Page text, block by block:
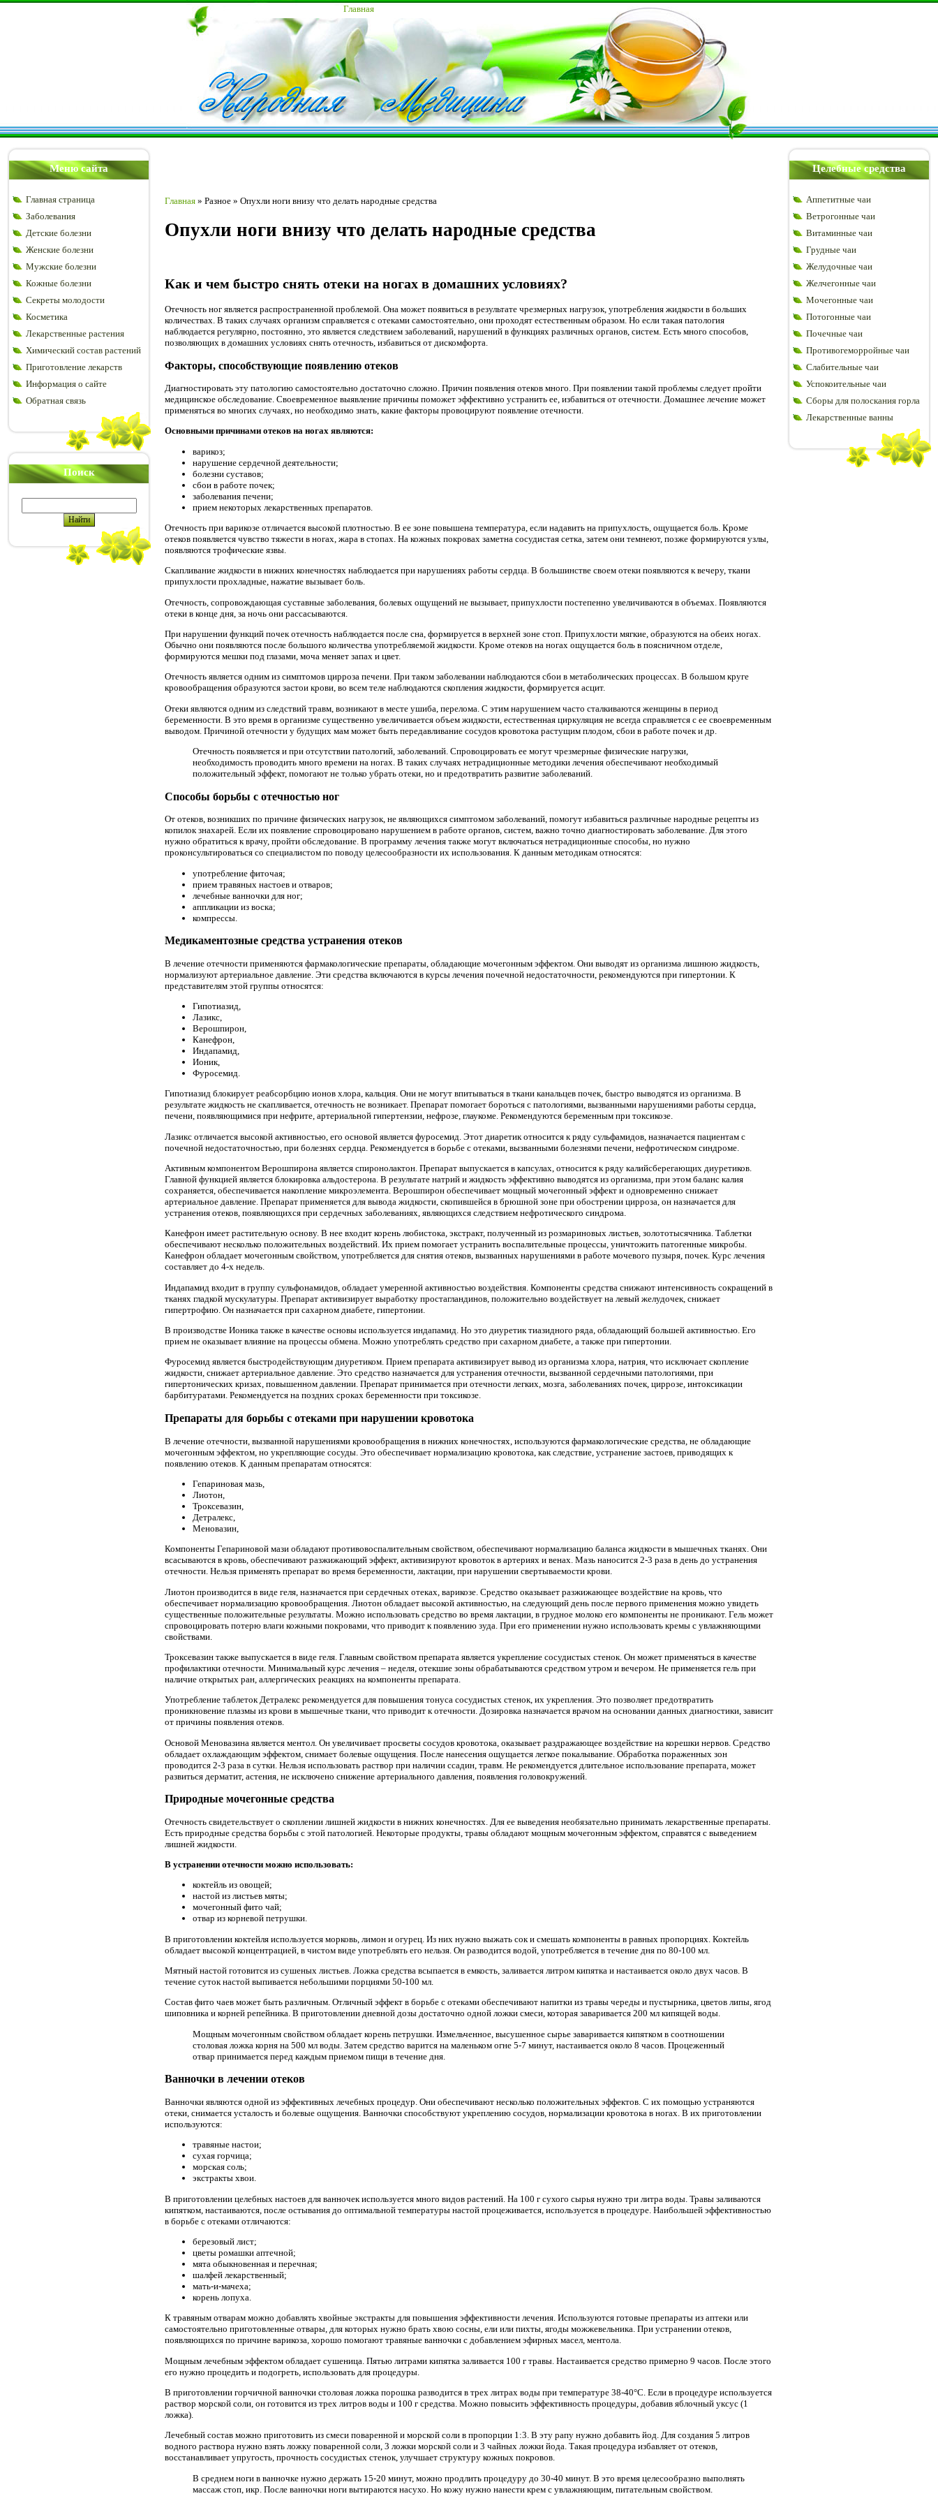
Главная
Меню сайта
Главная страница
Заболевания
Детские болезни
Женские болезни
Мужские болезни
Кожные болезни
Секреты молодости
Косметика
Лекарственные растения
Химический состав растений
Приготовление лекарств
Информация о сайте
Обратная связь
Поиск
Главная » Разное » Опухли ноги внизу что делать народные средства
Опухли ноги внизу что делать народные средства
Как и чем быстро снять отеки на ногах в домашних условиях?
Отечность ног является распространенной проблемой. Она может появиться в результате чрезмерных нагрузок, употребления жидкости в больших
количествах. В таких случаях организм справляется с отеками самостоятельно, они проходят естественным образом. Но если такая патология
наблюдается регулярно, постоянно, это является следствием заболеваний, нарушений в функциях различных органов, систем. Есть много способов,
позволяющих в домашних условиях снять отечность, избавиться от дискомфорта.
Факторы, способствующие появлению отеков
Диагностировать эту патологию самостоятельно достаточно сложно. Причин появления отеков много. При появлении такой проблемы следует пройти
медицинское обследование. Своевременное выявление причины поможет эффективно устранить ее, избавиться от отечности. Домашнее лечение может
применяться во многих случаях, но необходимо знать, какие факторы провоцируют появление отечности.
Основными причинами отеков на ногах являются:
варикоз;
нарушение сердечной деятельности;
болезни суставов;
сбои в работе почек;
заболевания печени;
прием некоторых лекарственных препаратов.
Отечность при варикозе отличается высокой плотностью. В ее зоне повышена температура, если надавить на припухлость, ощущается боль. Кроме
отеков появляется чувство тяжести в ногах, жара в стопах. На кожных покровах заметна сосудистая сетка, затем они темнеют, позже формируются узлы,
появляются трофические язвы.
Скапливание жидкости в нижних конечностях наблюдается при нарушениях работы сердца. В большинстве своем отеки появляются к вечеру, ткани
припухлости прохладные, нажатие вызывает боль.
Отечность, сопровождающая суставные заболевания, болевых ощущений не вызывает, припухлости постепенно увеличиваются в объемах. Появляются
отеки в конце дня, за ночь они рассасываются.
При нарушении функций почек отечность наблюдается после сна, формируется в верхней зоне стоп. Припухлости мягкие, образуются на обеих ногах.
Обычно они появляются после большого количества употребляемой жидкости. Кроме отеков на ногах ощущается боль в поясничном отделе,
формируются мешки под глазами, моча меняет запах и цвет.
Отечность является одним из симптомов цирроза печени. При таком заболевании наблюдаются сбои в метаболических процессах. В большом круге
кровообращения образуются застои крови, во всем теле наблюдаются скопления жидкости, формируется асцит.
Отеки являются одним из следствий травм, возникают в месте ушиба, перелома. С этим нарушением часто сталкиваются женщины в период
беременности. В это время в организме существенно увеличивается объем жидкости, естественная циркуляция не всегда справляется с ее своевременным
выводом. Причиной отечности у будущих мам может быть передавливание сосудов кровотока растущим плодом, сбои в работе почек и др.
Отечность появляется и при отсутствии патологий, заболеваний. Спровоцировать ее могут чрезмерные физические нагрузки,
необходимость проводить много времени на ногах. В таких случаях нетрадиционные методики лечения обеспечивают необходимый
положительный эффект, помогают не только убрать отеки, но и предотвратить развитие заболеваний.
Способы борьбы с отечностью ног
От отеков, возникших по причине физических нагрузок, не являющихся симптомом заболеваний, помогут избавиться различные народные рецепты из
копилок знахарей. Если их появление спровоцировано нарушением в работе органов, систем, важно точно диагностировать заболевание. Для этого
нужно обратиться к врачу, пройти обследование. В программу лечения также могут включаться нетрадиционные способы, но нужно
проконсультироваться со специалистом по поводу целесообразности их использования. К данным методикам относятся:
употребление фиточая;
прием травяных настоев и отваров;
лечебные ванночки для ног;
аппликации из воска;
компрессы.
Медикаментозные средства устранения отеков
В лечение отечности применяются фармакологические препараты, обладающие мочегонным эффектом. Они выводят из организма лишнюю жидкость,
нормализуют артериальное давление. Эти средства включаются в курсы лечения почечной недостаточности, рекомендуются при гипертонии. К
представителям этой группы относятся:
Гипотиазид,
Лазикс,
Верошпирон,
Канефрон,
Индапамид,
Ионик,
Фуросемид.
Гипотиазид блокирует реабсорбцию ионов хлора, кальция. Они не могут впитываться в ткани канальцев почек, быстро выводятся из организма. В
результате жидкость не скапливается, отечность не возникает. Препарат помогает бороться с патологиями, вызванными нарушениями работы сердца,
печени, появляющимися при нефрите, артериальной гипертензии, нефрозе, глаукоме. Рекомендуются беременным при токсикозе.
Лазикс отличается высокой активностью, его основой является фуросемид. Этот диаретик относится к ряду сульфамидов, назначается пациентам с
почечной недостаточностью, при болезнях сердца. Рекомендуется в борьбе с отеками, вызванными болезнями печени, нефротическом синдроме.
Активным компонентом Верошпирона является спиронолактон. Препарат выпускается в капсулах, относится к ряду калийсберегающих диуретиков.
Главной функцией является блокировка альдостерона. В результате натрий и жидкость эффективно выводятся из организма, при этом баланс калия
сохраняется, обеспечивается накопление микроэлемента. Верошпирон обеспечивает мощный мочегонный эффект и одновременно снижает
артериальное давление. Препарат применяется для вывода жидкости, скопившейся в брюшной зоне при обострении цирроза, он назначается для
устранения отеков, появляющихся при сердечных заболеваниях, являющихся следствием нефротического синдрома.
Канефрон имеет растительную основу. В нее входит корень любистока, экстракт, полученный из розмариновых листьев, золототысячника. Таблетки
обеспечивают несколько положительных воздействий. Их прием помогает устранить воспалительные процессы, уничтожить патогенные микробы.
Канефрон обладает мочегонным свойством, употребляется для снятия отеков, вызванных нарушениями в работе мочевого пузыря, почек. Курс лечения
составляет до 4-х недель.
Индапамид входит в группу сульфонамидов, обладает умеренной активностью воздействия. Компоненты средства снижают интенсивность сокращений в
тканях гладкой мускулатуры. Препарат активизирует выработку простагландинов, положительно воздействует на левый желудочек, снижает
гипертрофию. Он назначается при сахарном диабете, гипертонии.
В производстве Ионика также в качестве основы используется индапамид. Но это диуретик тиазидного ряда, обладающий большей активностью. Его
прием не оказывает влияние на процессы обмена. Можно употреблять средство при сахарном диабете, а также при гипертонии.
Фуросемид является быстродействующим диуретиком. Прием препарата активизирует вывод из организма хлора, натрия, что исключает скопление
жидкости, снижает артериальное давление. Это средство назначается для устранения отечности, вызванной сердечными патологиями, при
гипертонических кризах, повышенном давлении. Препарат принимается при отечности легких, мозга, заболеваниях почек, циррозе, интоксикации
барбитуратами. Рекомендуется на поздних сроках беременности при токсикозе.
Препараты для борьбы с отеками при нарушении кровотока
В лечение отечности, вызванной нарушениями кровообращения в нижних конечностях, используются фармакологические средства, не обладающие
мочегонным эффектом, но укрепляющие сосуды. Это обеспечивает нормализацию кровотока, как следствие, устранение застоев, приводящих к
появлению отеков. К данным препаратам относятся:
Гепариновая мазь,
Лиотон,
Троксевазин,
Детралекс,
Меновазин,
Компоненты Гепариновой мази обладают противовоспалительным свойством, обеспечивают нормализацию баланса жидкости в мышечных тканях. Они
всасываются в кровь, обеспечивают разжижающий эффект, активизируют кровоток в артериях и венах. Мазь наносится 2-3 раза в день до устранения
отечности. Нельзя применять препарат во время беременности, лактации, при нарушении свертываемости крови.
Лиотон производится в виде геля, назначается при сердечных отеках, варикозе. Средство оказывает разжижающее воздействие на кровь, что
обеспечивает нормализацию кровообращения. Лиотон обладает высокой активностью, на следующий день после первого применения можно увидеть
существенные положительные результаты. Можно использовать средство во время лактации, в грудное молоко его компоненты не проникают. Гель может
спровоцировать потерю влаги кожными покровами, что приводит к появлению зуда. При его применении нужно использовать кремы с увлажняющими
свойствами.
Троксевазин также выпускается в виде геля. Главным свойством препарата является укрепление сосудистых стенок. Он может применяться в качестве
профилактики отечности. Минимальный курс лечения – неделя, отекшие зоны обрабатываются средством утром и вечером. Не применяется гель при
наличие открытых ран, аллергических реакциях на компоненты препарата.
Употребление таблеток Детралекс рекомендуется для повышения тонуса сосудистых стенок, их укрепления. Это позволяет предотвратить
проникновение плазмы из крови в мышечные ткани, что приводит к отечности. Дозировка назначается врачом на основании данных диагностики, зависит
от причины появления отеков.
Основой Меновазина является ментол. Он увеличивает просветы сосудов кровотока, оказывает раздражающее воздействие на корешки нервов. Средство
обладает охлаждающим эффектом, снимает болевые ощущения. После нанесения ощущается легкое покалывание. Обработка пораженных зон
проводится 2-3 раза в сутки. Нельзя использовать раствор при наличии ссадин, травм. Не рекомендуется длительное использование препарата, может
развиться дерматит, астения, не исключено снижение артериального давления, появления головокружений.
Природные мочегонные средства
Отечность свидетельствует о скоплении лишней жидкости в нижних конечностях. Для ее выведения необязательно принимать лекарственные препараты.
Есть природные средства борьбы с этой патологией. Некоторые продукты, травы обладают мощным мочегонным эффектом, справятся с выведением
лишней жидкости.
В устранении отечности можно использовать:
коктейль из овощей;
настой из листьев мяты;
мочегонный фито чай;
отвар из корневой петрушки.
В приготовлении коктейля используется морковь, лимон и огурец. Из них нужно выжать сок и смешать компоненты в равных пропорциях. Коктейль
обладает высокой концентрацией, в чистом виде употреблять его нельзя. Он разводится водой, употребляется в течение дня по 80-100 мл.
Мятный настой готовится из сушеных листьев. Ложка средства всыпается в емкость, заливается литром кипятка и настаивается около двух часов. В
течение суток настой выпивается небольшими порциями 50-100 мл.
Состав фито чаев может быть различным. Отличный эффект в борьбе с отеками обеспечивают напитки из травы череды и пустырника, цветов липы, ягод
шиповника и корней репейника. В приготовлении дневной дозы достаточно одной ложки смеси, которая заваривается 200 мл кипящей воды.
Мощным мочегонным свойством обладает корень петрушки. Измельченное, высушенное сырье заваривается кипятком в соотношении
столовая ложка корня на 500 мл воды. Затем средство варится на маленьком огне 5-7 минут, настаивается около 8 часов. Процеженный
отвар принимается перед каждым приемом пищи в течение дня.
Ванночки в лечении отеков
Ванночки являются одной из эффективных лечебных процедур. Они обеспечивают несколько положительных эффектов. С их помощью устраняются
отеки, снимается усталость и болевые ощущения. Ванночки способствуют укреплению сосудов, нормализации кровотока в ногах. В их приготовлении
используются:
травяные настои;
сухая горчица;
морская соль;
экстракты хвои.
В приготовлении целебных настоев для ванночек используется много видов растений. На 100 г сухого сырья нужно три литра воды. Травы заливаются
кипятком, настаиваются, после остывания до оптимальной температуры настой процеживается, используется в процедуре. Наибольшей эффективностью
в борьбе с отеками отличаются:
березовый лист;
цветы ромашки аптечной;
мята обыкновенная и перечная;
шалфей лекарственный;
мать-и-мачеха;
корень лопуха.
К травяным отварам можно добавлять хвойные экстракты для повышения эффективности лечения. Используются готовые препараты из аптеки или
самостоятельно приготовленные отвары, для которых нужно брать хвою сосны, ели или пихты, ягоды можжевельника. При устранении отеков,
появляющихся по причине варикоза, хорошо помогают травяные ванночки с добавлением эфирных масел, ментола.
Мощным лечебным эффектом обладает сушеница. Пятью литрами кипятка заливается 100 г травы. Настаивается средство примерно 9 часов. После этого
его нужно процедить и подогреть, использовать для процедуры.
В приготовлении горчичной ванночки столовая ложка порошка разводится в трех литрах воды при температуре 38-40°С. Если в процедуре используется
раствор морской соли, он готовится из трех литров воды и 100 г средства. Можно повысить эффективность процедуры, добавив яблочный уксус (1
ложка).
Лечебный состав можно приготовить из смеси поваренной и морской соли в пропорции 1:3. В эту рапу нужно добавить йод. Для создания 5 литров
водного раствора нужно взять ложку поваренной соли, 3 ложки морской соли и 3 чайных ложки йода. Такая процедура избавляет от отеков,
восстанавливает упругость, прочность сосудистых стенок, улучшает структуру кожных покровов.
В среднем ноги в ванночке нужно держать 15-20 минут, можно продлить процедуру до 30-40 минут. В это время целесообразно выполнять
массаж стоп, икр. После ванночки ноги вытираются насухо. Но кожу нужно нанести крем с увлажняющим, питательным свойством.
Целебные средства
Аппетитные чаи
Ветрогонные чаи
Витаминные чаи
Грудные чаи
Желудочные чаи
Желчегонные чаи
Мочегонные чаи
Потогонные чаи
Почечные чаи
Противогеморройные чаи
Слабительные чаи
Успокоительные чаи
Сборы для полоскания горла
Лекарственные ванны